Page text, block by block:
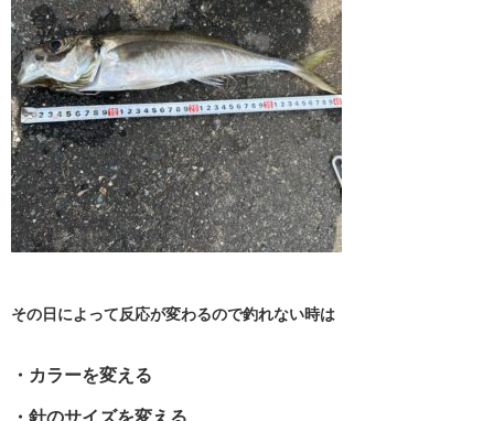
その日によって反応が変わるので釣れない時は
・カラーを変える
・針のサイズを変える